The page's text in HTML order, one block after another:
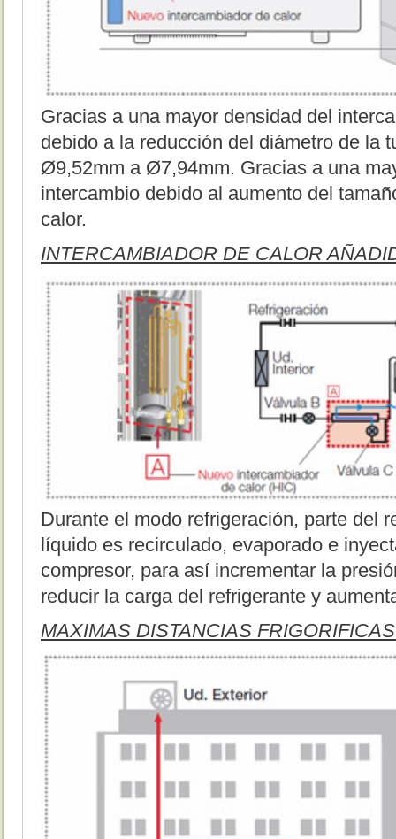
Gracias a una mayor densidad del
debido a la reducción del diámetro de la
Ø9,52mm a Ø7,94mm. Gracias a una
intercambio debido al aumento del
calor.
INTERCAMBIADOR DE CALOR
Durante el modo refrigeración, parte del
líquido es recirculado, evaporado e
compresor, para así incrementar la
reducir la carga del refrigerante y
MAXIMAS DISTANCIAS